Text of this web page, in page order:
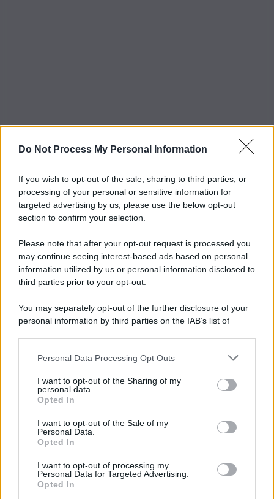
Do Not Process My Personal Information
If you wish to opt-out of the sale, sharing to third parties, or
processing of your personal or sensitive information for
targeted advertising by us, please use the below opt-out
section to confirm your selection.
Please note that after your opt-out request is processed you
may continue seeing interest-based ads based on personal
information utilized by us or personal information disclosed to
third parties prior to your opt-out.
You may separately opt-out of the further disclosure of your
personal information by third parties on the IAB’s list of
This information may also be disclosed by us to third parties
disclose it to other third parties.
Personal Data Processing Opt Outs
I want to opt-out of the Sharing of my
personal data.
Opted In
I want to opt-out of the Sale of my
Personal Data.
Opted In
I want to opt-out of processing my
Personal Data for Targeted Advertising.
Opted In